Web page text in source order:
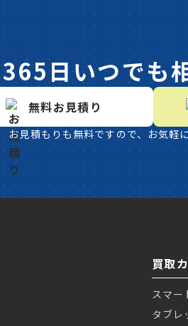
365日いつでも
無料お見積り
お見積もりも無料ですので、お気軽
買取
スマー
タブレ